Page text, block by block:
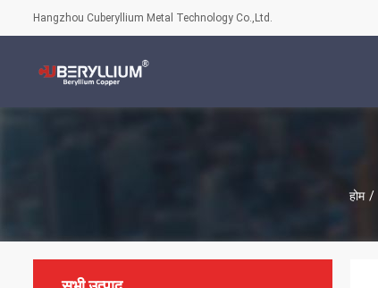
Hangzhou Cuberyllium Metal Technology Co.,Ltd.
होम /